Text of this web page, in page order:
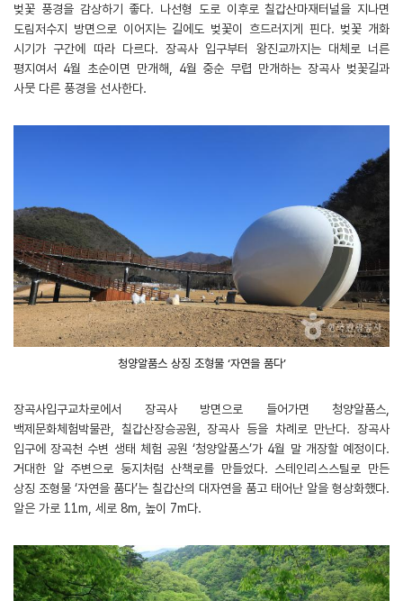
벚꽃 풍경을 감상하기 좋다. 나선형 도로 이후로 칠갑산마재터널을 지나면
도림저수지 방면으로 이어지는 길에도 벚꽃이 흐드러지게 핀다. 벚꽃 개화
시기가 구간에 따라 다르다. 장곡사 입구부터 왕진교까지는 대체로 너른
평지여서 4월 초순이면 만개해, 4월 중순 무렵 만개하는 장곡사 벚꽃길과
사뭇 다른 풍경을 선사한다.
청양알품스 상징 조형물 ‘자연을 품다’
장곡사입구교차로에서 장곡사 방면으로 들어가면 청양알품스,
백제문화체험박물관, 칠갑산장승공원, 장곡사 등을 차례로 만난다. 장곡사
입구에 장곡천 수변 생태 체험 공원 ‘청양알품스’가 4월 말 개장할 예정이다.
거대한 알 주변으로 둥지처럼 산책로를 만들었다. 스테인리스스틸로 만든
상징 조형물 ‘자연을 품다’는 칠갑산의 대자연을 품고 태어난 알을 형상화했다.
알은 가로 11m, 세로 8m, 높이 7m다.